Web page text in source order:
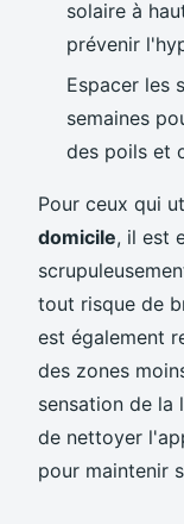
solaire à
prévenir
Espacer les
semaines
des poils et
Pour ceux qui
domicile, il est
tout risque de
est également
des zones
sensation de la
de nettoyer
pour maintenir